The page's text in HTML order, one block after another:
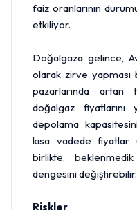
faiz oranlarının
etkiliyor.
Doğalgaza gelince,
olarak zirve
pazarlarında artan
doğalgaz fiyatlarını
depolama
kısa vadede fiyatlar
birlikte,
dengesini değiştirebilir.
Riskler